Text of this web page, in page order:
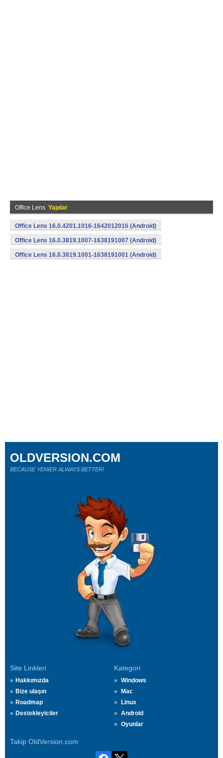
Office Lens Yapılar
Office Lens 16.0.4201.1016-1642012016 (Android)
Office Lens 16.0.3819.1007-1638191007 (Android)
Office Lens 16.0.3819.1001-1638191001 (Android)
Site Linkleri
Hakkımızda
Bize ulaşın
Roadmap
Destekleyiciler
Kategori
Windows
Mac
Linux
Android
Oyunlar
Takip OldVersion.com
OLDVERSION.COM
BECAUSE YENİER ALWAYS BETTER!